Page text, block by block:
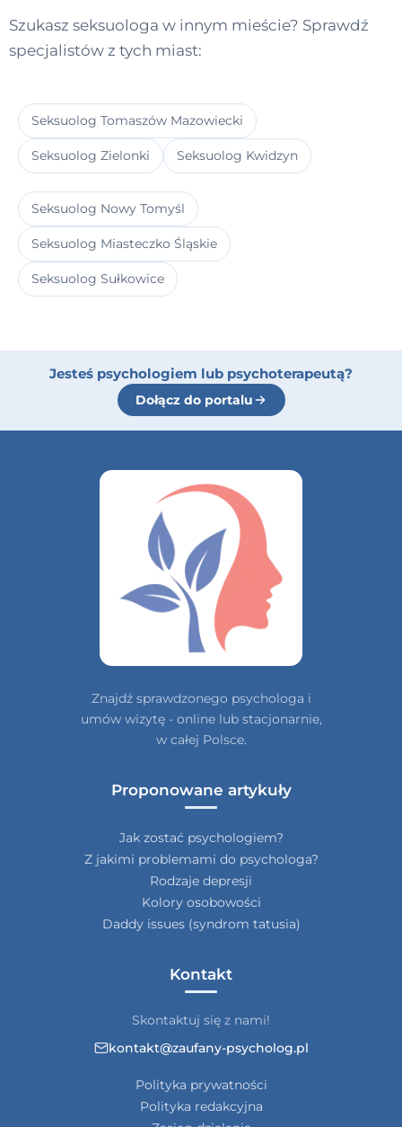
Szukasz seksuologa w innym mieście? Sprawdź
specjalistów z tych miast:
Seksuolog Tomaszów Mazowiecki
Seksuolog Zielonki Seksuolog Kwidzyn
Seksuolog Nowy Tomyśl
Seksuolog Miasteczko Śląskie
Seksuolog Sułkowice
Jesteś psychologiem lub psychoterapeutą?
Dołącz do portalu
Znajdź sprawdzonego psychologa i
umów wizytę - online lub stacjonarnie,
w całej Polsce.
Proponowane artykuły
Jak zostać psychologiem?
Z jakimi problemami do psychologa?
Rodzaje depresji
Kolory osobowości
Daddy issues (syndrom tatusia)
Kontakt
Skontaktuj się z nami!
kontakt@zaufany-psycholog.pl
Polityka prywatności
Polityka redakcyjna